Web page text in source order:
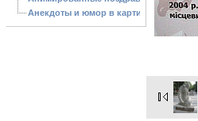
Анекдоты и юмор в картинках